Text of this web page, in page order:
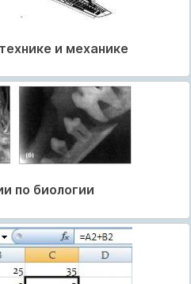
и механике
по биологии